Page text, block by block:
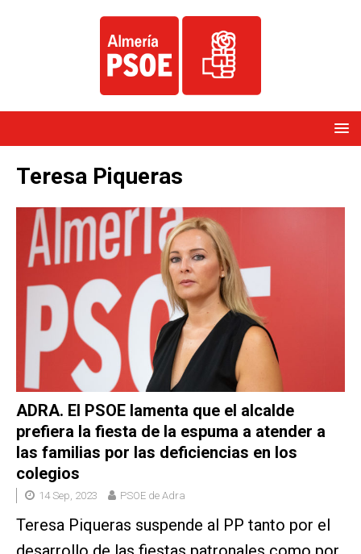
Teresa Piqueras
ADRA. El PSOE lamenta que el alcalde
prefiera la fiesta de la espuma a atender a
las familias por las deficiencias en los
colegios
14 Sep, 2023 PSOE de Adra
Teresa Piqueras suspende al PP tanto por el